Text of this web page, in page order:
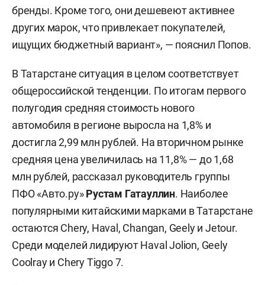
бренды. Кроме того, они дешевеют активнее
других марок, что привлекает покупателей,
ищущих бюджетный вариант», — пояснил Попов.
В Татарстане ситуация в целом соответствует
общероссийской тенденции. По итогам первого
полугодия средняя стоимость нового
автомобиля в регионе выросла на 1,8% и
достигла 2,99 млн рублей. На вторичном рынке
средняя цена увеличилась на 11,8% — до 1,68
млн рублей, рассказал руководитель группы
ПФО «Авто.ру»Рустам Гатауллин. Наиболее
популярными китайскими марками в Татарстане
остаются Chery, Haval, Changan, Geely и Jetour.
Среди моделей лидируют Haval Jolion, Geely
Coolray и Chery Tiggo 7.